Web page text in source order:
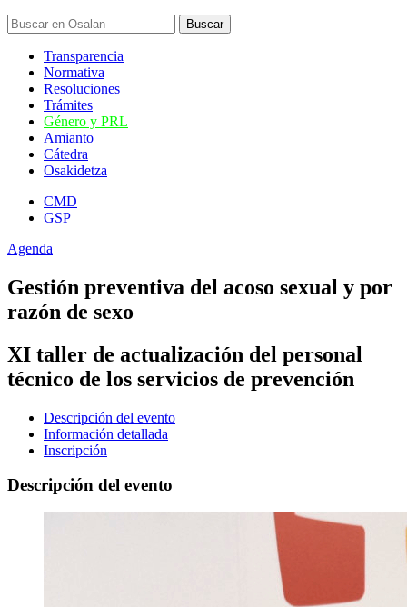
Transparencia
Normativa
Resoluciones
Trámites
Género y PRL
Amianto
Cátedra
Osakidetza
CMD
GSP
Agenda
Gestión preventiva del acoso sexual y por
razón de sexo
XI taller de actualización del personal
técnico de los servicios de prevención
Descripción del evento
Información detallada
Inscripción
Descripción del evento